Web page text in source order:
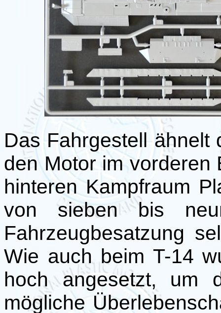
Das Fahrgestell ähnelt
den Motor im vorderen
hinteren Kampfraum
von sieben bis
Fahrzeugbesatzung
Wie auch beim T-14
hoch angesetzt, um
mögliche